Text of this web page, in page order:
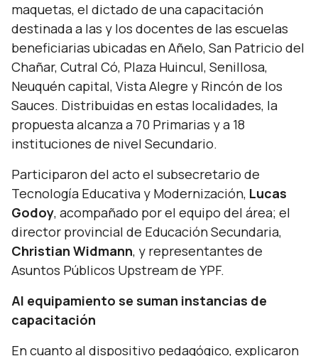
maquetas, el dictado de una capacitación
destinada a las y los docentes de las escuelas
beneficiarias ubicadas en Añelo, San Patricio del
Chañar, Cutral Có, Plaza Huincul, Senillosa,
Neuquén capital, Vista Alegre y Rincón de los
Sauces. Distribuidas en estas localidades, la
propuesta alcanza a 70 Primarias y a 18
instituciones de nivel Secundario.
Participaron del acto el subsecretario de
Tecnología Educativa y Modernización, Lucas
Godoy, acompañado por el equipo del área; el
director provincial de Educación Secundaria,
Christian Widmann, y representantes de
Asuntos Públicos Upstream de YPF.
Al equipamiento se suman instancias de
capacitación
En cuanto al dispositivo pedagógico, explicaron